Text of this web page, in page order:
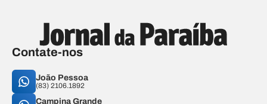
Contate-nos
João Pessoa
(83) 2106.1892
Campina Grande